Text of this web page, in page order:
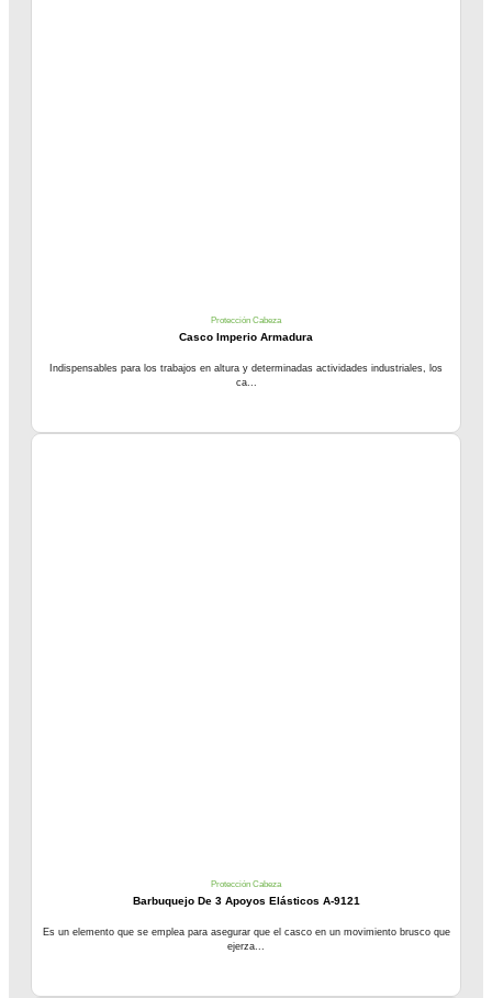
Protección Cabeza
Casco Imperio Armadura
Indispensables para los trabajos en altura y determinadas actividades industriales, los
ca...
Protección Cabeza
Barbuquejo De 3 Apoyos Elásticos A-9121
Es un elemento que se emplea para asegurar que el casco en un movimiento brusco que
ejerza...